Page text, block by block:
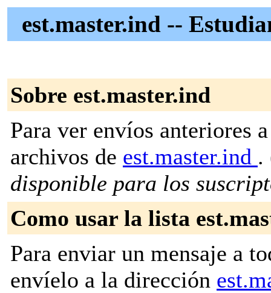
est.master.ind --
Sobre est.master.ind
Para ver envíos anteriores
archivos de est.master.ind .
disponible para los
Como usar la lista
Para enviar un mensaje a
envíelo a la dirección